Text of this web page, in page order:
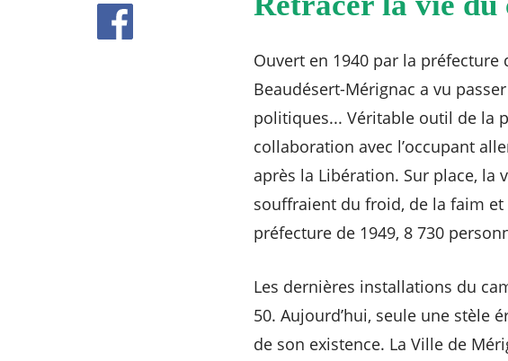
Ouvert en 1940 par la
Beaudésert-Mérignac a vu
politiques... Véritable outil de la
collaboration avec l’occupant
après la Libération. Sur place, la
souffraient du froid, de la faim
préfecture de 1949, 8 730
Les dernières installations du
50. Aujourd’hui, seule une stèle
de son existence. La Ville de